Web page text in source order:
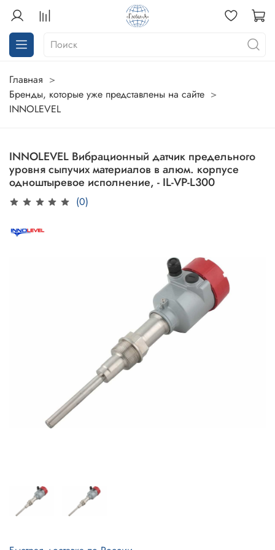
Главная
Бренды, которые уже представлены на сайте
INNOLEVEL
INNOLEVEL Вибрационный датчик предельного
уровня сыпучих материалов в алюм. корпусе
одноштыревое исполнение, - IL-VP-L300
(0)